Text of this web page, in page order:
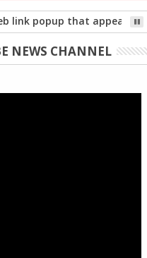
link popup that appears
NEWS CHANNEL